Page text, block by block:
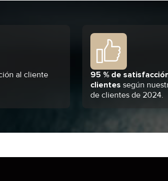
al cliente
95 % de
clientes según
de clientes de 2024.